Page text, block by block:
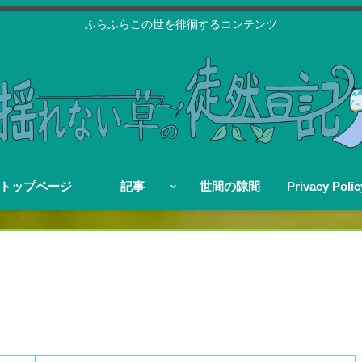
ふらふらこの世を徘徊するコンテンツ
トップページ 記事 世間の隙間 Privacy